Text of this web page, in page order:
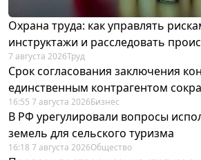
Охрана труда: как управлять
инструктажи и расследовать
7 августа 2026Труд
Срок согласования заключения
единственным контрагентом
16:55 7 августа 2026Бизнес
В РФ урегулировали вопросы
земель для сельского туризма
16:18 7 августа 2026Общество